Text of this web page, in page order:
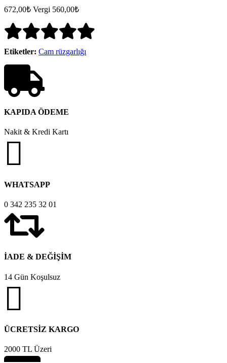
672,00₺ Vergi 560,00₺
Etiketler: Cam rüzgarlığı
KAPIDA ÖDEME
Nakit & Kredi Kartı
WHATSAPP
0 342 235 32 01
İADE & DEĞİŞİM
14 Gün Koşulsuz
ÜCRETSİZ KARGO
2000 TL Üzeri